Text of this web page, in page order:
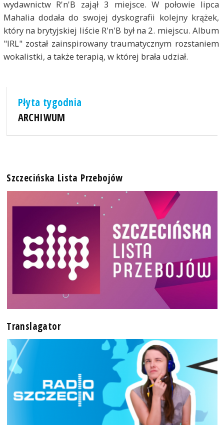
wydawnictw R'n'B zajął 3 miejsce. W połowie lipca
Mahalia dodała do swojej dyskografii kolejny krążek,
który na brytyjskiej liście R'n'B był na 2. miejscu. Album
"IRL" został zainspirowany traumatycznym rozstaniem
wokalistki, a także terapią, w której brała udział.
Płyta tygodnia
ARCHIWUM
Szczecińska Lista Przebojów
Translagator